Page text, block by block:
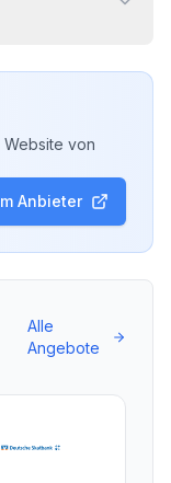
von
Anbieter
Alle
Angebote